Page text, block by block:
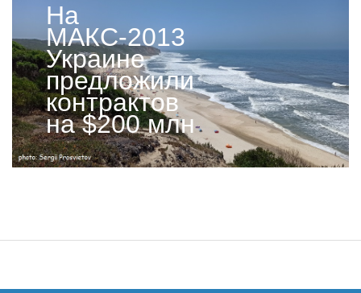
На
МАКС-2013
Украине
предложили
контрактов
на $200 млн